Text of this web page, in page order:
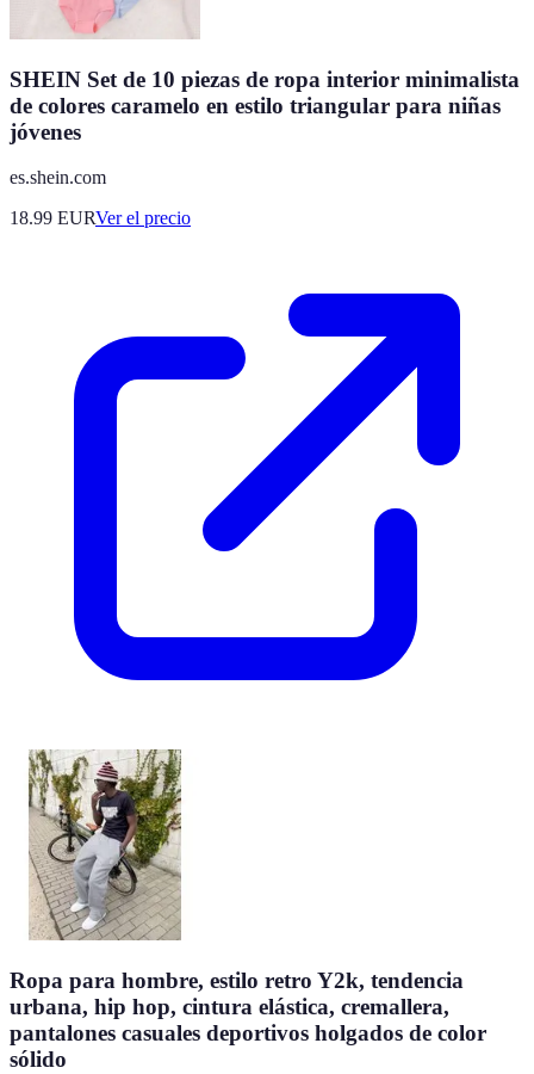
SHEIN Set de 10 piezas de ropa interior minimalista
de colores caramelo en estilo triangular para niñas
jóvenes
es.shein.com
18.99 EURVer el precio
Ropa para hombre, estilo retro Y2k, tendencia
urbana, hip hop, cintura elástica, cremallera,
pantalones casuales deportivos holgados de color
sólido